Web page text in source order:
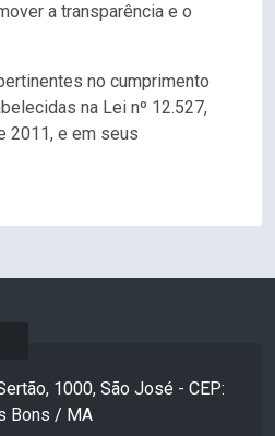
a transparência e o
no cumprimento
na Lei nº 12.527,
2011, e em seus
1000, São José - CEP:
Bons / MA